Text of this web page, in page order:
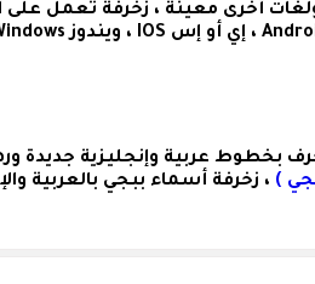
أخرى معينة ، زخرفة تعمل على
بخطوط عربية وإنجليزية جديدة
) ، زخرفة أسماء ببجي بالعربية